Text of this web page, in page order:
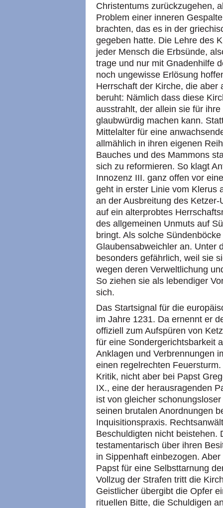
Christentums zurückzugehen,
Problem einer inneren
brachten, das es in der
gegeben hatte. Die Lehre des
jeder Mensch die Erbsünde,
trage und nur mit Gnadenhilfe
noch ungewisse Erlösung
Herrschaft der Kirche, die aber
beruht: Nämlich dass diese
ausstrahlt, der allein sie für
glaubwürdig machen kann.
Mittelalter für eine
allmählich in ihren eigenen
Bauches und des Mammons
sich zu reformieren. So klagt
Innozenz III. ganz offen vor
geht in erster Linie vom Klerus
an der Ausbreitung des
auf ein alterprobtes
des allgemeinen Unmuts auf
bringt. Als solche
Glaubensabweichler an. Unter
besonders gefährlich, weil sie
wegen deren Verweltlichung
So ziehen sie als lebendiger
sich.
Das Startsignal für die
im Jahre 1231. Da ernennt er
offiziell zum Aufspüren von
für eine Sondergerichtsbarkeit
Anklagen und Verbrennungen
einen regelrechten
Kritik, nicht aber bei Papst
IX., eine der herausragenden
ist von gleicher
seinen brutalen Anordnungen
Inquisitionspraxis.
Beschuldigten nicht beistehen.
testamentarisch über ihren
in Sippenhaft einbezogen.
Papst für eine Selbsttarnung
Vollzug der Strafen tritt die
Geistlicher übergibt die Opfer
rituellen Bitte, die Schuldigen